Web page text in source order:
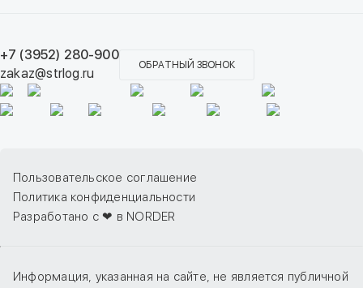
+7 (3952) 280-900
zakaz@strlog.ru
ОБРАТНЫЙ ЗВОНОК
Пользовательское соглашение
Политика конфиденциальности
Разработано с ❤ в NORDER
Информация, указанная на сайте, не является публичной